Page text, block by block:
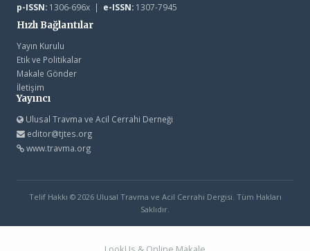
p-ISSN:1306-696x | e-ISSN:1307-7945
Hızlı Bağlantılar
Yayın Kurulu
Etik ve Politikalar
Makale Gönder
İletişim
Yayıncı
Ulusal Travma ve Acil Cerrahi Derneği
editor@tjtes.org
www.travma.org
Telif Hakkı © 2026 Ulusal Travma ve Acil Cerrahi Dergisi. Tüm Hakları
Saklıdır.